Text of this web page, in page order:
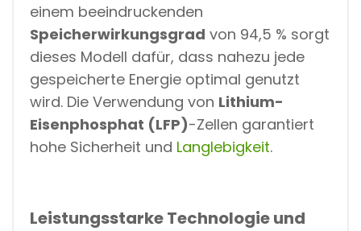
einem beeindruckenden
Speicherwirkungsgrad von 94,5 % sorgt
dieses Modell dafür, dass nahezu jede
gespeicherte Energie optimal genutzt
wird. Die Verwendung von Lithium-
Eisenphosphat (LFP)-Zellen garantiert
hohe Sicherheit und Langlebigkeit.
Leistungsstarke Technologie und